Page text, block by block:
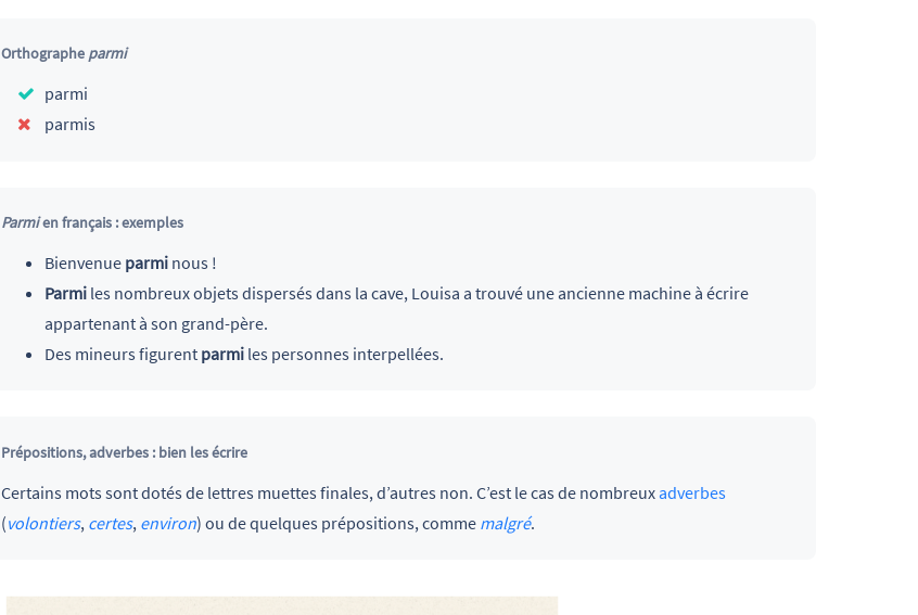
Orthographe parmi
parmi
parmis
Parmien français : exemples
Bienvenue parminous !
Parmiles nombreux objets dispersés dans la cave, Louisa a trouvé une ancienne machine à écrire
appartenant à son grand-père.
Des mineurs figurent parmiles personnes interpellées.
Prépositions, adverbes : bien les écrire
Certains mots sont dotés de lettres muettes finales, d’autres non. C’est le cas de nombreuxadverbes
(volontiers, certes, environ) ou de quelques prépositions, comme malgré.